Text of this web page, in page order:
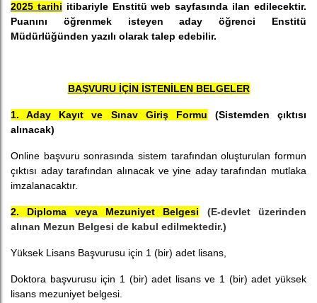
2025 tarihi itibariyle Enstitü web sayfasında ilan edilecektir.
Puanını öğrenmek isteyen aday öğrenci Enstitü
Müdürlüğünden yazılı olarak talep edebilir.
BAŞVURU İÇİN İSTENİLEN BELGELER
1. Aday Kayıt ve Sınav Giriş Formu
(Sistemden çıktısı
alınacak)
Online başvuru sonrasında sistem tarafından oluşturulan formun
çıktısı aday tarafından alınacak ve yine aday tarafından mutlaka
imzalanacaktır.
2. Diploma veya Mezuniyet Belgesi (E-devlet üzerinden
alınan Mezun Belgesi de kabul edilmektedir.)
Yüksek Lisans Başvurusu için 1 (bir) adet lisans,
Doktora başvurusu için 1 (bir) adet lisans ve 1 (bir) adet yüksek
lisans mezuniyet belgesi.